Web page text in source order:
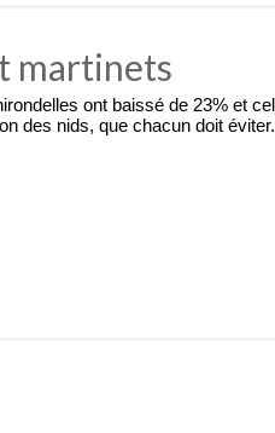
martinets
ont baissé de 23% et
des nids, que chacun doit